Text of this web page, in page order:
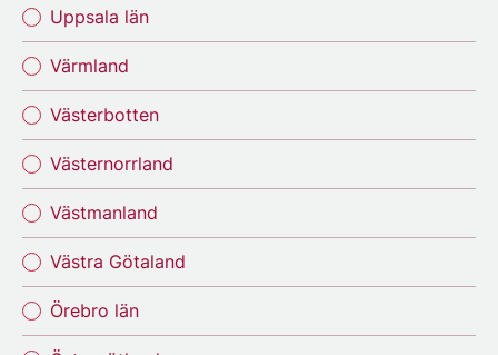
Uppsala län
Värmland
Västerbotten
Västernorrland
Västmanland
Västra Götaland
Örebro län